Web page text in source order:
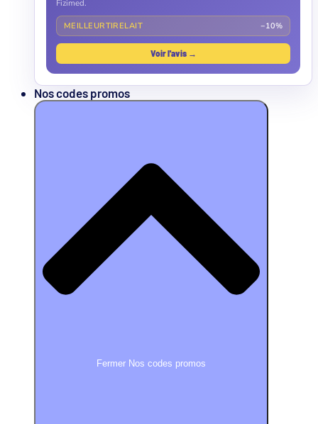
Fizimed.
MEILLEURTIRELAIT −10%
Voir l'avis →
Nos codes promos
Fermer Nos codes promos